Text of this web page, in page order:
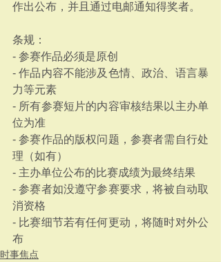
作出公布，并且通过电邮通知得奖者。
条规：
- 参赛作品必须是原创
- 作品内容不能涉及色情、政治、语言暴
力等元素
- 所有参赛短片的内容审核结果以主办单
位为准
- 参赛作品的版权问题，参赛者需自行处
理（如有）
- 主办单位公布的比赛成绩为最终结果
- 参赛者如没遵守参赛要求，将被自动取
消资格
- 比赛细节若有任何更动，将随时对外公
布
时事焦点